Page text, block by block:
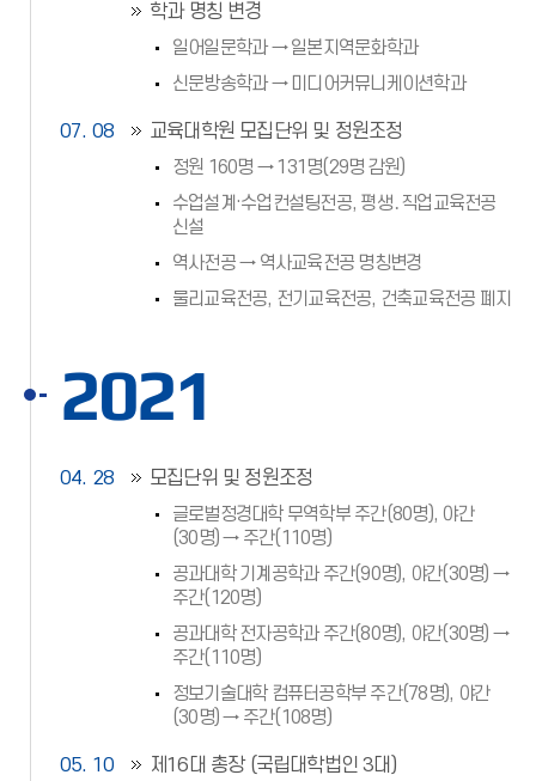
학과 명칭 변경
일어일문학과 → 일본지역문화학과
신문방송학과 → 미디어커뮤니케이션학과
07. 08
교육대학원 모집단위 및 정원조정
정원 160명 → 131명(29명 감원)
수업설계·수업컨설팅전공, 평생․직업교육전공
신설
역사전공 → 역사교육전공 명칭변경
물리교육전공, 전기교육전공, 건축교육전공 폐지
2021
04. 28
모집단위 및 정원조정
글로벌정경대학 무역학부 주간(80명), 야간
(30명) → 주간(110명)
공과대학 기계공학과 주간(90명), 야간(30명) →
주간(120명)
공과대학 전자공학과 주간(80명), 야간(30명) →
주간(110명)
정보기술대학 컴퓨터공학부 주간(78명), 야간
(30명) → 주간(108명)
05. 10 제16대 총장 (국립대학법인 3대)